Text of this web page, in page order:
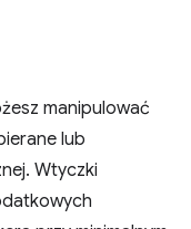
manipulować
lub
Wtyczki